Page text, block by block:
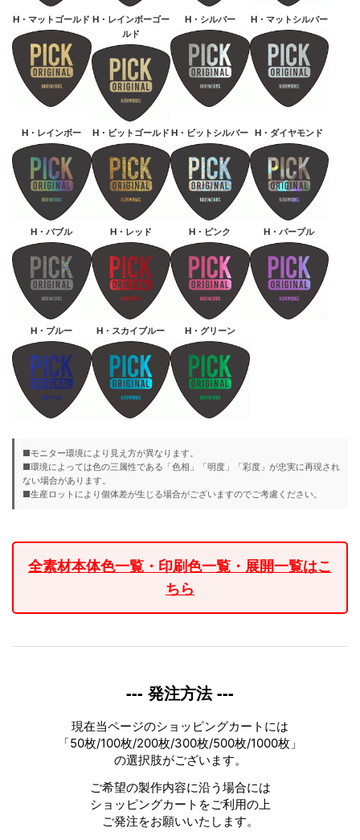
H・マットゴールド H・レインボーゴー
ルド
H・シルバー H・マットシルバー
H・レインボー H・ビットゴールド H・ビットシルバー H・ダイヤモンド
H・バブル H・レッド H・ピンク H・パープル
H・ブルー H・スカイブルー H・グリーン
■モニター環境により見え方が異なります。
■環境によっては色の三属性である「色相」「明度」「彩度」が忠実に再現され
ない場合があります。
■生産ロットにより個体差が生じる場合がございますのでご考慮ください。
全素材本体色一覧・印刷色一覧・展開一覧はこ
ちら
--- 発注方法 ---
現在当ページのショッピングカートには
「50枚/100枚/200枚/300枚/500枚/1000枚」
の選択肢がございます。
ご希望の製作内容に沿う場合には
ショッピングカートをご利用の上
ご発注をお願いいたします。